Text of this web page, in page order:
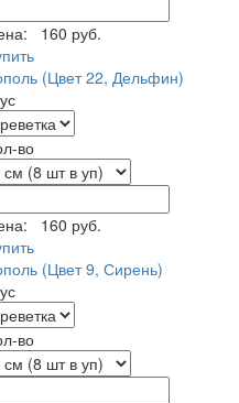
160 руб.
(Цвет 22, Дельфин)
во
160 руб.
(Цвет 9, Сирень)
во